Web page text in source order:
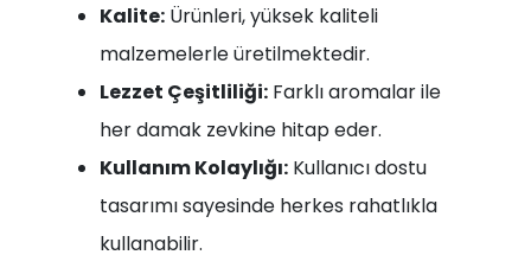
Kalite: Ürünleri, yüksek kaliteli
malzemelerle üretilmektedir.
Lezzet Çeşitliliği: Farklı aromalar ile
her damak zevkine hitap eder.
Kullanım Kolaylığı: Kullanıcı dostu
tasarımı sayesinde herkes rahatlıkla
kullanabilir.